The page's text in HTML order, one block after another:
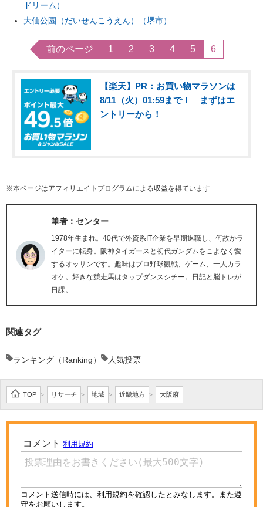
ドリーム）
大仙公園（だいせんこうえん）（堺市）
前のページ 1 2 3 4 5 6
【楽天】PR：お買い物マラソンは
8/11（火）01:59まで！ まずはエ
ントリーから！
※本ページはアフィリエイトプログラムによる収益を得ています
筆者：センター
1978年生まれ。40代で外資系IT企業を早期退職し、何故かラ
イターに転身。阪神タイガースと初代ガンダムをこよなく愛
するオッサンです。趣味はプロ野球観戦、ゲーム、一人カラ
オケ。好きな競走馬はタップダンスシチー。日記と脳トレが
日課。
関連タグ
ランキング（Ranking） 人気投票
TOP > リサーチ > 地域 > 近畿地方 > 大阪府